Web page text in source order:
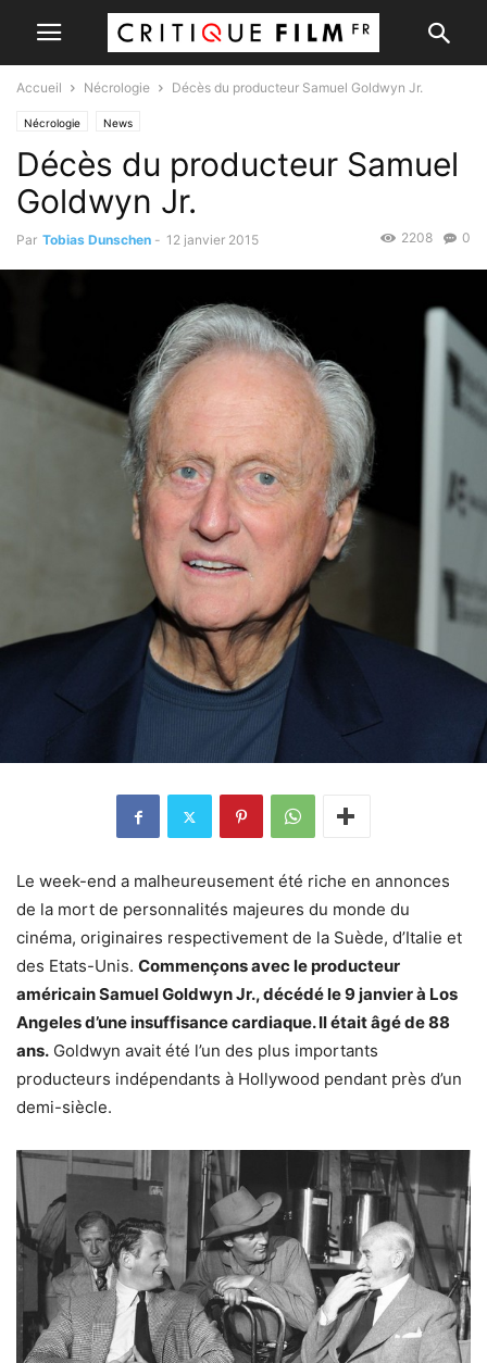
Accueil Nécrologie Décès du producteur Samuel Goldwyn Jr.
Nécrologie News
Décès du producteur Samuel
Goldwyn Jr.
Par Tobias Dunschen - 12 janvier 2015 0
2208
Le week-end a malheureusement été riche en annonces
de la mort de personnalités majeures du monde du
cinéma, originaires respectivement de la Suède, d’Italie et
des Etats-Unis. Commençons avec le producteur
américain Samuel Goldwyn Jr., décédé le 9 janvier à Los
Angeles d’une insuffisance cardiaque. Il était âgé de 88
ans. Goldwyn avait été l’un des plus importants
producteurs indépendants à Hollywood pendant près d’un
demi-siècle.